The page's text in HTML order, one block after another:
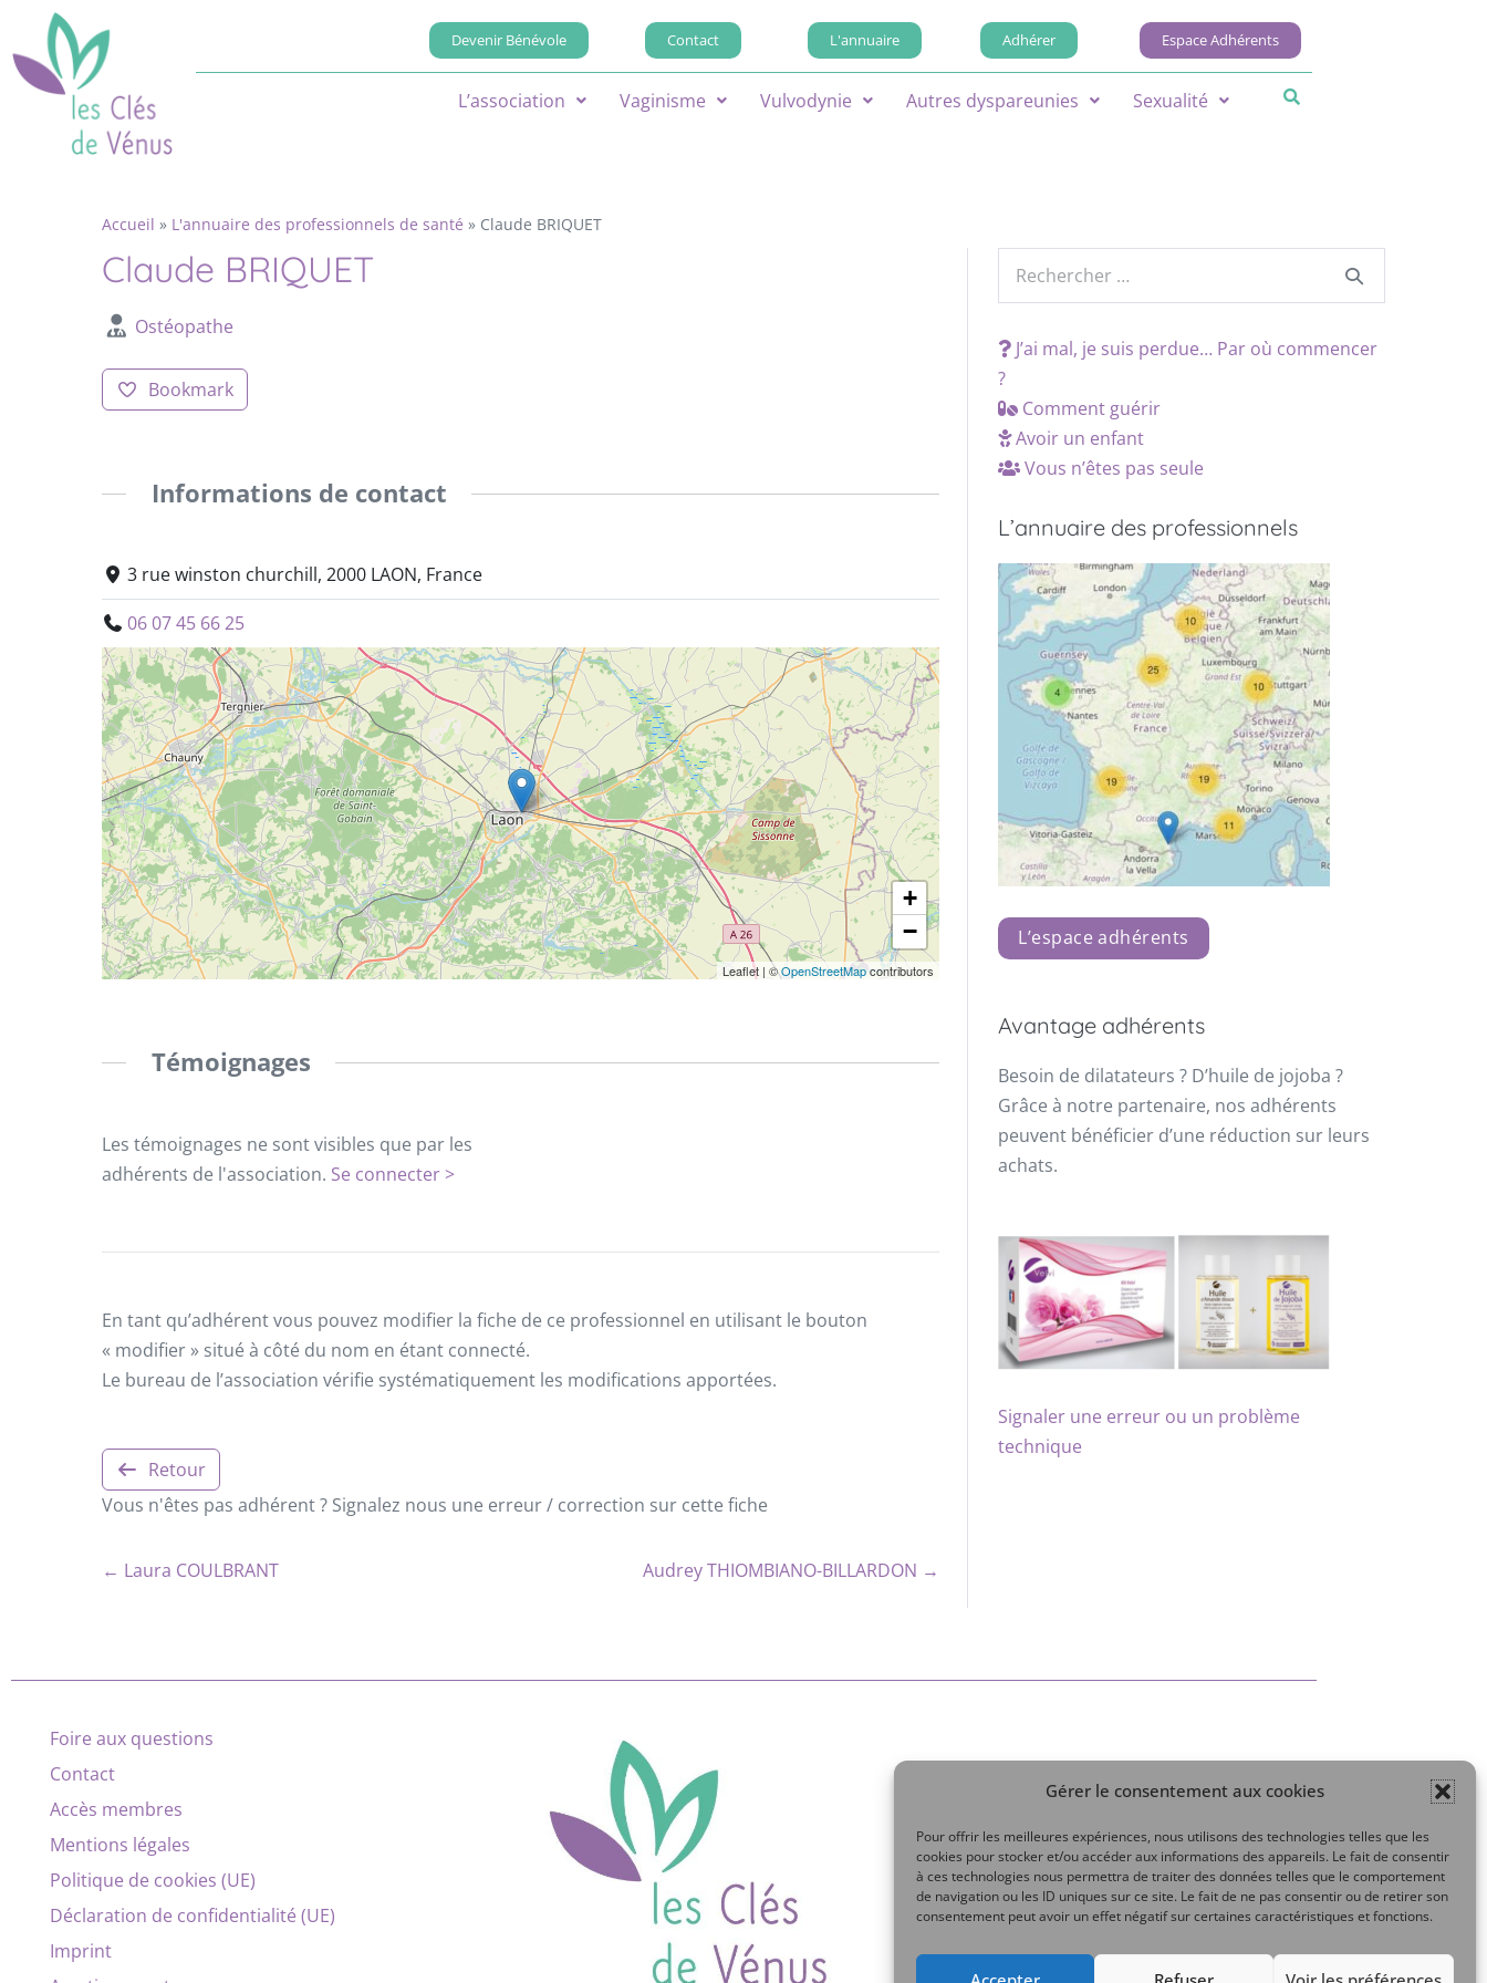
Gérer le consentement aux cookies
Pour offrir les meilleures expériences, nous utilisons des technologies telles que les
cookies pour stocker et/ou accéder aux informations des appareils. Le fait de consentir
à ces technologies nous permettra de traiter des données telles que le comportement
de navigation ou les ID uniques sur ce site. Le fait de ne pas consentir ou de retirer son
consentement peut avoir un effet négatif sur certaines caractéristiques et fonctions.
Devenir Bénévole Contact L'annuaire Adhérer Espace Adhérents
L’association Vaginisme Vulvodynie Autres dyspareunies Sexualité
Accueil » L'annuaire des professionnels de santé » Claude BRIQUET
Claude BRIQUET
Ostéopathe
Bookmark
Informations de contact
3 rue winston churchill, 2000 LAON, France
06 07 45 66 25
+
−
Leaflet | ©OpenStreetMapcontributors
Témoignages
Les témoignages ne sont visibles que par les
adhérents de l'association. Se connecter >
En tant qu’adhérent vous pouvez modifier la fiche de ce professionnel en utilisant le bouton
« modifier » situé à côté du nom en étant connecté.
Le bureau de l’association vérifie systématiquement les modifications apportées.
Retour
Vous n'êtes pas adhérent ? Signalez nous une erreur / correction sur cette fiche
← Laura COULBRANT Audrey THIOMBIANO-BILLARDON →
J’ai mal, je suis perdue… Par où commencer
?
Comment guérir
Avoir un enfant
Vous n’êtes pas seule
L’annuaire des professionnels
L’espace adhérents
Avantage adhérents
Besoin de dilatateurs ? D’huile de jojoba ?
Grâce à notre partenaire, nos adhérents
peuvent bénéficier d’une réduction sur leurs
achats.
Signaler une erreur ou un problème
technique
Foire aux questions
Contact
Accès membres
Mentions légales
Politique de cookies (UE)
Déclaration de confidentialité (UE)
Imprint
Mon compte